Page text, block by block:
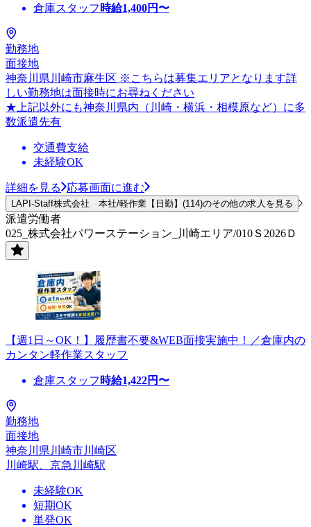
倉庫スタッフ 時給1,400円〜
勤務地
面接地
神奈川県川崎市麻生区 ※こちらは募集エリアとなります詳
しい勤務地は面接時にお尋ねください
★上記以外にも神奈川県内（川崎・横浜・相模原など）に多
数派遣先有
交通費支給
未経験OK
詳細を見る 応募画面に進む
LAPI-Staff株式会社 本社/軽作業【日勤】(114)のその他の求人を見る
派遣労働者
025_株式会社パワーステーション_川崎エリア/010Ｓ2026Ｄ
【週1日～OK！】履歴書不要&WEB面接実施中！／倉庫内の
カンタン軽作業スタッフ
倉庫スタッフ 時給1,422円〜
勤務地
面接地
神奈川県川崎市川崎区
川崎駅、京急川崎駅
未経験OK
短期OK
単発OK